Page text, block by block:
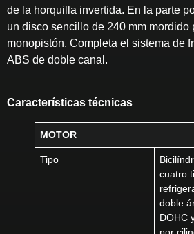
de la horquilla invertida. En la parte
un disco sencillo de 240 mm mordido
monopistón. Completa el sistema de
ABS de doble canal.
Características técnicas
MOTOR
Tipo
cuatro
doble
DOHC